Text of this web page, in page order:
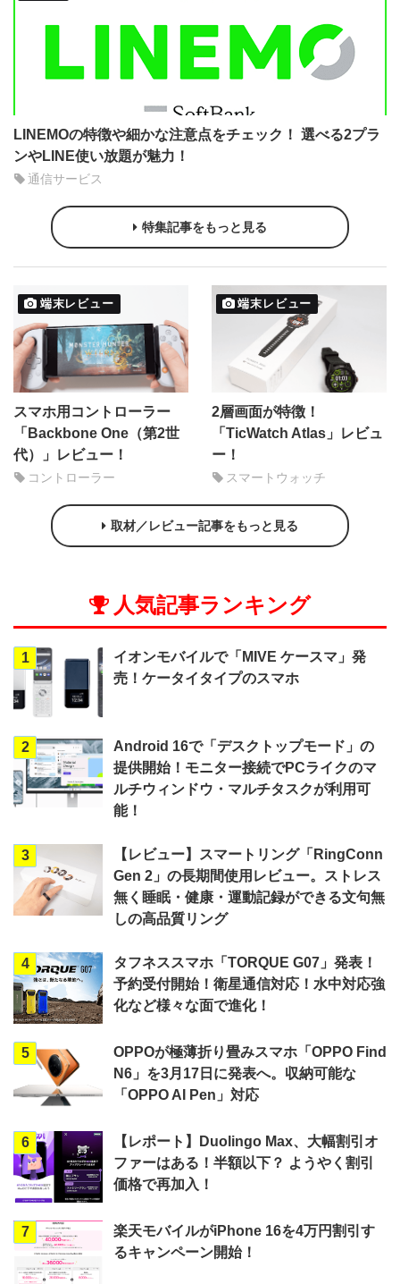
LINEMOの特徴や細かな注意点をチェック！ 選べる2プラ
ンやLINE使い放題が魅力！
通信サービス
特集記事をもっと見る
端末レビュー
スマホ用コントローラー
「Backbone One（第2世
代）」レビュー！
コントローラー
端末レビュー
2層画面が特徴！
「TicWatch Atlas」レビュ
ー！
スマートウォッチ
取材／レビュー記事をもっと見る
人気記事ランキング
1
イオンモバイルで「MIVE ケースマ」発
売！ケータイタイプのスマホ
2
Android 16で「デスクトップモード」の
提供開始！モニター接続でPCライクのマ
ルチウィンドウ・マルチタスクが利用可
能！
3
【レビュー】スマートリング「RingConn
Gen 2」の長期間使用レビュー。ストレス
無く睡眠・健康・運動記録ができる文句無
しの高品質リング
4
タフネススマホ「TORQUE G07」発表！
予約受付開始！衛星通信対応！水中対応強
化など様々な面で進化！
5
OPPOが極薄折り畳みスマホ「OPPO Find
N6」を3月17日に発表へ。収納可能な
「OPPO AI Pen」対応
6
【レポート】Duolingo Max、大幅割引オ
ファーはある！半額以下？ ようやく割引
価格で再加入！
7
楽天モバイルがiPhone 16を4万円割引す
るキャンペーン開始！